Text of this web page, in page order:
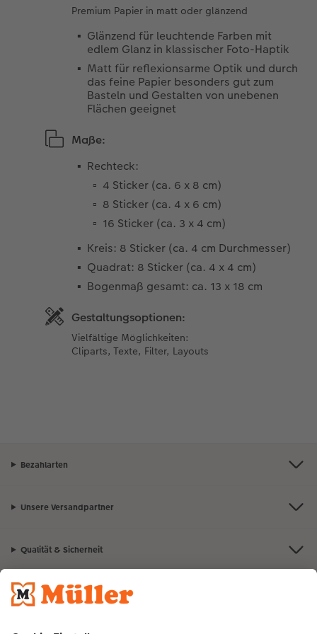
Premium Papier in matt oder glänzend
Glänzend für leuchtende Farben mit
edlem Glanz in klassischer Foto-Haptik
Matt für reflexionsarme Optik und durch
das feine Papier besonders gut zum
Basteln und Gestalten von unebenen
Flächen geeignet
Maße:
Rechteck:
4 Sticker (ca. 6 x 8 cm)
8 Sticker (ca. 4 x 6 cm)
16 Sticker (ca. 3 x 4 cm)
Kreis: 8 Sticker (ca. 4 cm Durchmesser)
Quadrat: 8 Sticker (ca. 4 x 4 cm)
Bogenmaß gesamt: ca. 13 x 18 cm
Gestaltungsoptionen:
Vielfältige Möglichkeiten:
Cliparts, Texte, Filter, Layouts
Bezahlarten
Unsere Versandpartner
Qualität & Sicherheit
Nachhaltigkeit bei CEWE